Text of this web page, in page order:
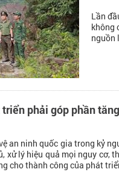
Lần
không
nguồn
phải góp phần
an ninh quốc gia trong kỷ
xử lý hiệu quả mọi nguy cơ,
cho thành công của phát